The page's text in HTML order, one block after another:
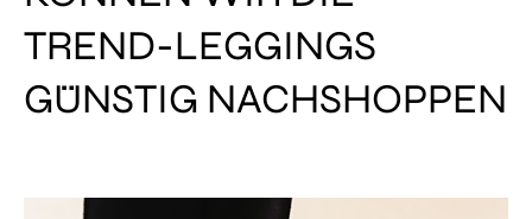
TREND-LEGGINGS
GÜNSTIG NACHSHOPPEN